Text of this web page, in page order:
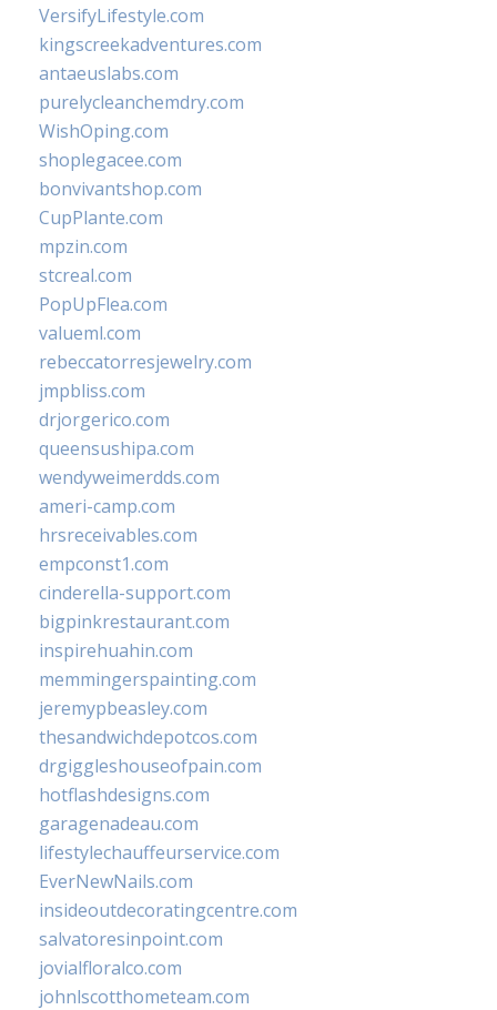
VersifyLifestyle.com
kingscreekadventures.com
antaeuslabs.com
purelycleanchemdry.com
WishOping.com
shoplegacee.com
bonvivantshop.com
CupPlante.com
mpzin.com
stcreal.com
PopUpFlea.com
valueml.com
rebeccatorresjewelry.com
jmpbliss.com
drjorgerico.com
queensushipa.com
wendyweimerdds.com
ameri-camp.com
hrsreceivables.com
empconst1.com
cinderella-support.com
bigpinkrestaurant.com
inspirehuahin.com
memmingerspainting.com
jeremypbeasley.com
thesandwichdepotcos.com
drgiggleshouseofpain.com
hotflashdesigns.com
garagenadeau.com
lifestylechauffeurservice.com
EverNewNails.com
insideoutdecoratingcentre.com
salvatoresinpoint.com
jovialfloralco.com
johnlscotthometeam.com